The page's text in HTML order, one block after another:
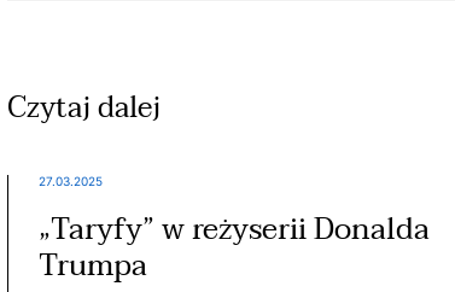
Czytaj dalej
27.03.2025
„Taryfy” w reżyserii Donalda
Trumpa